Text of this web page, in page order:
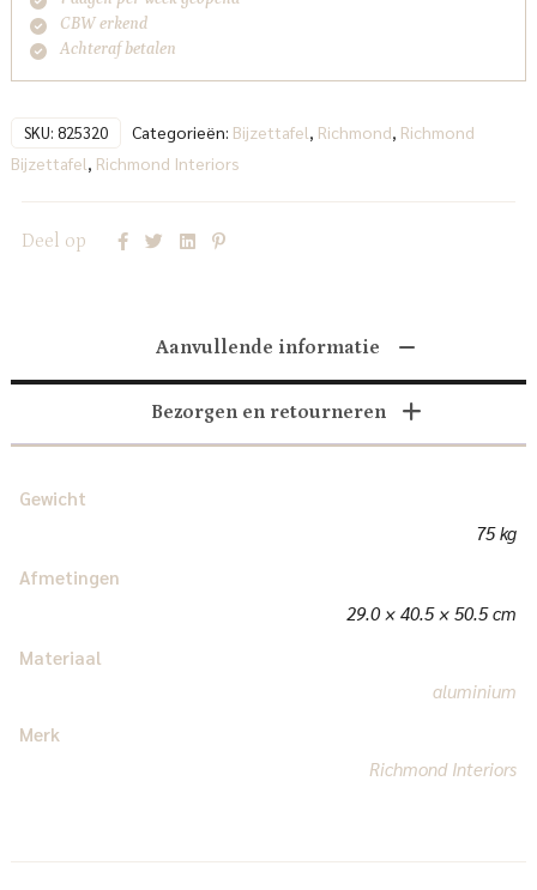
CBW erkend
Achteraf betalen
SKU: 825320 Categorieën: Bijzettafel, Richmond, Richmond
Bijzettafel, Richmond Interiors
Deel op
Aanvullende informatie
Bezorgen en retourneren
Gewicht
75 kg
Afmetingen
29.0 × 40.5 × 50.5 cm
Materiaal
aluminium
Merk
Richmond Interiors